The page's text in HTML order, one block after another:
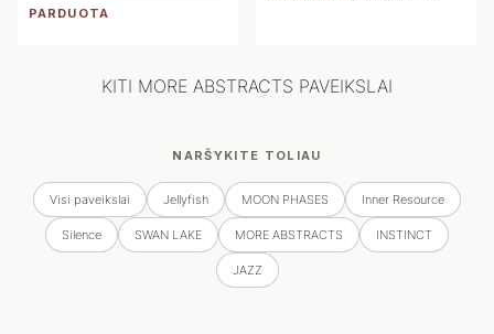
PARDUOTA
KITI MORE ABSTRACTS PAVEIKSLAI
NARŠYKITE TOLIAU
Visi paveikslai Jellyfish MOON PHASES Inner Resource
Silence SWAN LAKE MORE ABSTRACTS INSTINCT
JAZZ